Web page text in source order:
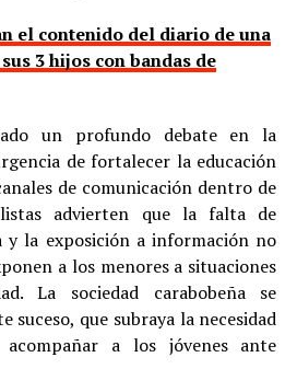
el contenido del diario de una
3 hijos con bandas de
un profundo debate en la
de fortalecer la educación
de comunicación dentro de
advierten que la falta de
la exposición a información no
a los menores a situaciones
La sociedad carabobeña se
suceso, que subraya la necesidad
a los jóvenes ante